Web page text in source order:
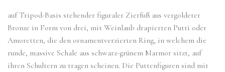
auf Tripod-Basis stehender figuraler Zierfuß aus vergoldeter
Bronze in Form von drei, mit Weinlaub drapierten Putti oder
Amoretten, die den ornamentverzierten Ring, in welchem die
runde, massive Schale aus schwarz-grünem Marmor sitzt, auf
ihren Schultern zu tragen scheinen. Die Puttenfiguren sind mit